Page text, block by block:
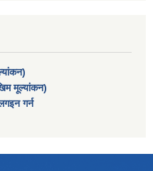
मूल्यांकन)
गर्न